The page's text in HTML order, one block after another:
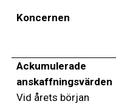
Koncernen
Ackumulerade
anskaffningsvärden
Vid årets början